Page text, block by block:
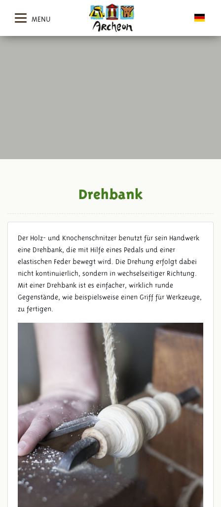
MENU
Drehbank
Der Holz- und Knochenschnitzer benutzt für sein Handwerk
eine Drehbank, die mit Hilfe eines Pedals und einer
elastischen Feder bewegt wird. Die Drehung erfolgt dabei
nicht kontinuierlich, sondern in wechselseitiger Richtung.
Mit einer Drehbank ist es einfacher, wirklich runde
Gegenstände, wie beispielsweise einen Griff für Werkzeuge,
zu fertigen.